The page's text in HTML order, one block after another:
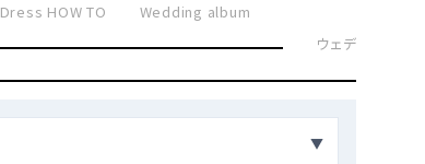
Dress HOW TO
Wedding album
ウェディングドレス